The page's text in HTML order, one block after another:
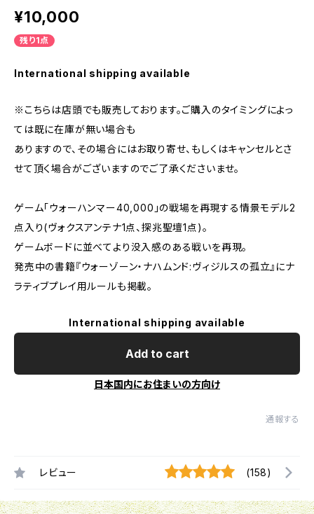
¥10,000
残り1点
International shipping available
※こちらは店頭でも販売しております。ご購入のタイミングによっ
ては既に在庫が無い場合も
ありますので、その場合にはお取り寄せ、もしくはキャンセルとさ
せて頂く場合がございますのでご了承くださいませ。
ゲーム「ウォーハンマー40,000」の戦場を再現する情景モデル2
点入り(ヴォクスアンテナ1点、探兆聖壇1点)。
ゲームボードに並べてより没入感のある戦いを再現。
発売中の書籍『ウォーゾーン・ナハムンド:ヴィジルスの孤立』にナ
ラティブプレイ用ルールも掲載。
International shipping available
Add to cart
日本国内にお住まいの方向け
通報する
レビュー (158)